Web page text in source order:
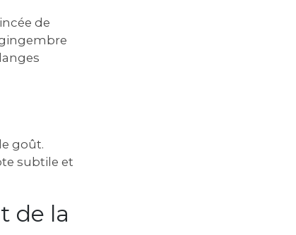
de
goût.
subtile et
de la